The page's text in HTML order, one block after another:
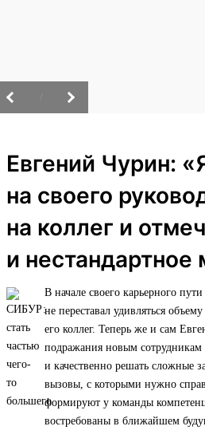
Евгений Чурин:
на своего
на коллег и
и
В начале своего карьерного
не переставал удивляться
его коллег. Теперь же и сам
подражания новым
и качественно решать сложные
вызовы, с которыми нужно
формируют у команды
востребованы в ближайшем